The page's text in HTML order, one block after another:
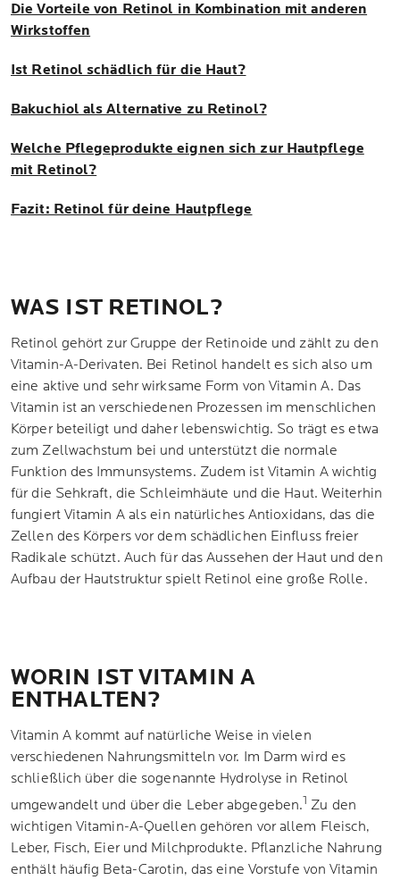
Die Vorteile von Retinol in Kombination mit anderen
Wirkstoffen
Ist Retinol schädlich für die Haut?
Bakuchiol als Alternative zu Retinol?
Welche Pflegeprodukte eignen sich zur Hautpflege
mit Retinol?
Fazit: Retinol für deine Hautpflege
WAS IST RETINOL?
Retinol gehört zur Gruppe der Retinoide und zählt zu den
Vitamin-A-Derivaten. Bei Retinol handelt es sich also um
eine aktive und sehr wirksame Form von Vitamin A. Das
Vitamin ist an verschiedenen Prozessen im menschlichen
Körper beteiligt und daher lebenswichtig. So trägt es etwa
zum Zellwachstum bei und unterstützt die normale
Funktion des Immunsystems. Zudem ist Vitamin A wichtig
für die Sehkraft, die Schleimhäute und die Haut. Weiterhin
fungiert Vitamin A als ein natürliches Antioxidans, das die
Zellen des Körpers vor dem schädlichen Einfluss freier
Radikale schützt. Auch für das Aussehen der Haut und den
Aufbau der Hautstruktur spielt Retinol eine große Rolle.
WORIN IST VITAMIN A
ENTHALTEN?
Vitamin A kommt auf natürliche Weise in vielen
verschiedenen Nahrungsmitteln vor. Im Darm wird es
schließlich über die sogenannte Hydrolyse in Retinol
umgewandelt und über die Leber abgegeben.1 Zu den
wichtigen Vitamin-A-Quellen gehören vor allem Fleisch,
Leber, Fisch, Eier und Milchprodukte. Pflanzliche Nahrung
enthält häufig Beta-Carotin, das eine Vorstufe von Vitamin